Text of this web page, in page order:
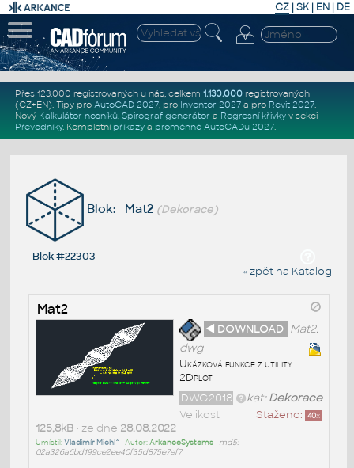
CZ | SK| EN | DE
Přes 123.000 registrovaných u nás, celkem 1.130.000registrovaných
(CZ+EN). Tipy pro AutoCAD 2027, pro Inventor 2027a pro Revit 2027.
Nový Kalkulátor nosníků, Spirograf generátor a Regresní křivkyv sekci
Převodníky. Kompletní příkazya proměnné AutoCADu 2027.
Blok: Mat2 (Dekorace)
Blok #22303
« zpět na Katalog
Mat2
◄ DOWNLOAD Mat2.
dwg
Ukázková funkce z utility
2Dplot
kat:Dekorace
DWG2018
Staženo: 40x
Velikost
125,8kB• ze dne 28.08.2022
Umístil:Vladimír Michl^ • Autor:ArkanceSystems• md5:
02a326a6bd199ce2ee40f35d875e7ef7